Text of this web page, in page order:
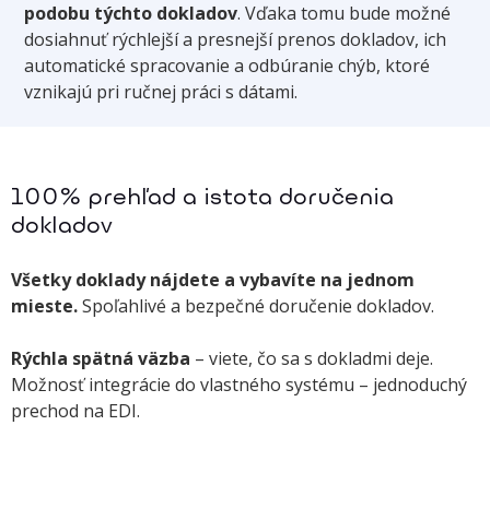
podobu týchto dokladov. Vďaka tomu bude možné
dosiahnuť rýchlejší a presnejší prenos dokladov, ich
automatické spracovanie a odbúranie chýb, ktoré
vznikajú pri ručnej práci s dátami.
100% prehľad a istota doručenia
dokladov
Všetky doklady nájdete a vybavíte na jednom
mieste.Spoľahlivé a bezpečné doručenie dokladov.
Rýchla spätná väzba – viete, čo sa s dokladmi deje.
Možnosť integrácie do vlastného systému – jednoduchý
prechod na EDI.